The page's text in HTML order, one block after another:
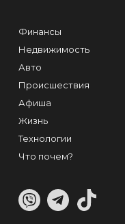
Финансы
Недвижимость
Авто
Происшествия
Афиша
Жизнь
Технологии
Что почем?